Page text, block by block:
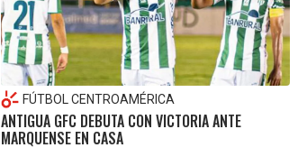
FÚTBOL CENTROAMÉRICA
ANTIGUA GFC DEBUTA CON VICTORIA ANTE
MARQUENSE EN CASA